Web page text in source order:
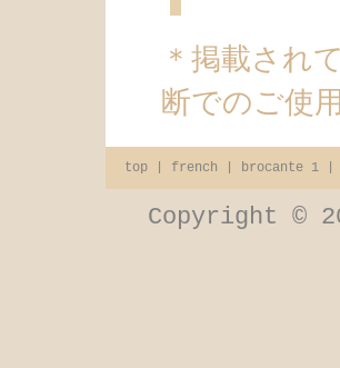
＊掲載され
断でのご使
top french brocante 1
Copyright ©